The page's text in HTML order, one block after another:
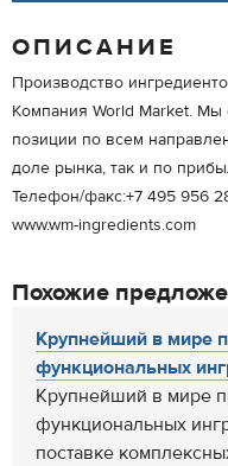
ОПИСАНИЕ
Производство
Компания World Market.
позиции по всем
доле рынка, так и по
Телефон/факс:+7 495 956
www.wm-ingredients.com
Похожие
Крупнейший в мире
функциональных
Крупнейший в мире
функциональных
поставке